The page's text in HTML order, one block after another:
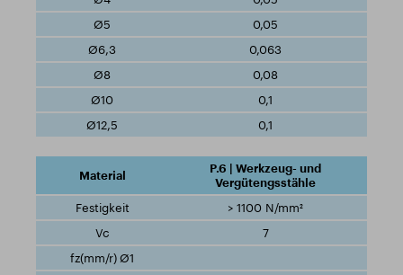
0,05
0,063
0,08
0,1
0,1
P.6 | Werkzeug- und
Vergütengsstähle
> 1100 N/mm²
7